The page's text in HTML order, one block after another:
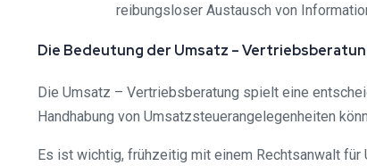
reibungsloser Austausch von
Die Bedeutung der Umsatz –
Die Umsatz – Vertriebsberatung spielt eine
Handhabung von Umsatzsteuerangelegenheiten
Es ist wichtig, frühzeitig mit einem Rechtsanwalt